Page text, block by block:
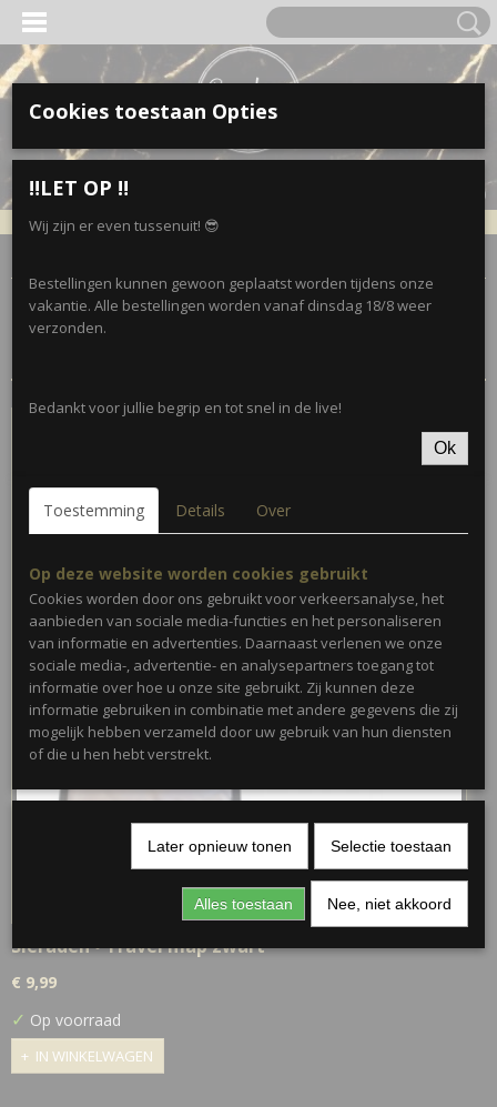
(0)
Sorteer op:
Sieraden • Travel map zwart
€ 9,99
✓ Op voorraad
IN WINKELWAGEN
Cookies toestaan Opties
‼️LET OP ‼️
Wij zijn er even tussenuit! 😎
Bestellingen kunnen gewoon geplaatst worden tijdens onze
vakantie. Alle bestellingen worden vanaf dinsdag 18/8 weer
verzonden.
Bedankt voor jullie begrip en tot snel in de live!
Ok
Toestemming Details Over
Op deze website worden cookies gebruikt
Cookies worden door ons gebruikt voor verkeersanalyse, het
aanbieden van sociale media-functies en het personaliseren
van informatie en advertenties. Daarnaast verlenen we onze
sociale media-, advertentie- en analysepartners toegang tot
informatie over hoe u onze site gebruikt. Zij kunnen deze
informatie gebruiken in combinatie met andere gegevens die zij
mogelijk hebben verzameld door uw gebruik van hun diensten
of die u hen hebt verstrekt.
Later opnieuw tonen Selectie toestaan
Alles toestaan Nee, niet akkoord